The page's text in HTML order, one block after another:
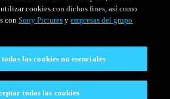
utilizar cookies con dichos fines, así como
conSony Pictures yempresas del grupo
las cookies no esenciales
todas las cookies